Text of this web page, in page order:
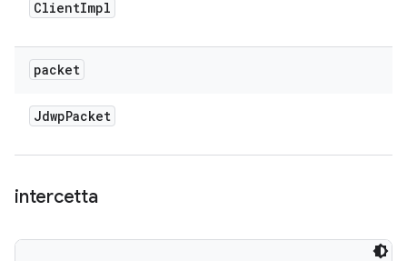
ClientImpl
packet
JdwpPacket
intercetta